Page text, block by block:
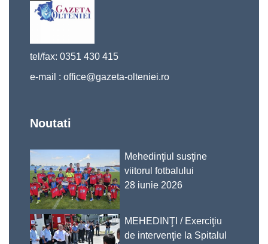
tel/fax: 0351 430 415
e-mail : office@gazeta-olteniei.ro
Noutati
Mehedinţiul susţine
viitorul fotbalului
28 iunie 2026
MEHEDINŢI / Exerciţiu
de intervenţie la Spitalul